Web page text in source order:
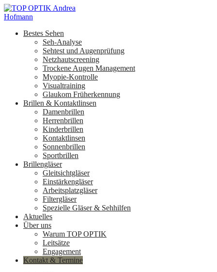
Bestes Sehen
Seh-Analyse
Sehtest und Augenprüfung
Netzhautscreening
Trockene Augen Management
Myopie-Kontrolle
Visualtraining
Glaukom Früherkennung
Brillen & Kontaktlinsen
Damenbrillen
Herrenbrillen
Kinderbrillen
Kontaktlinsen
Sonnenbrillen
Sportbrillen
Brillengläser
Gleitsichtgläser
Einstärkengläser
Arbeitsplatzgläser
Filtergläser
Spezielle Gläser & Sehhilfen
Aktuelles
Über uns
Warum TOP OPTIK
Leitsätze
Engagement
Kontakt & Termine